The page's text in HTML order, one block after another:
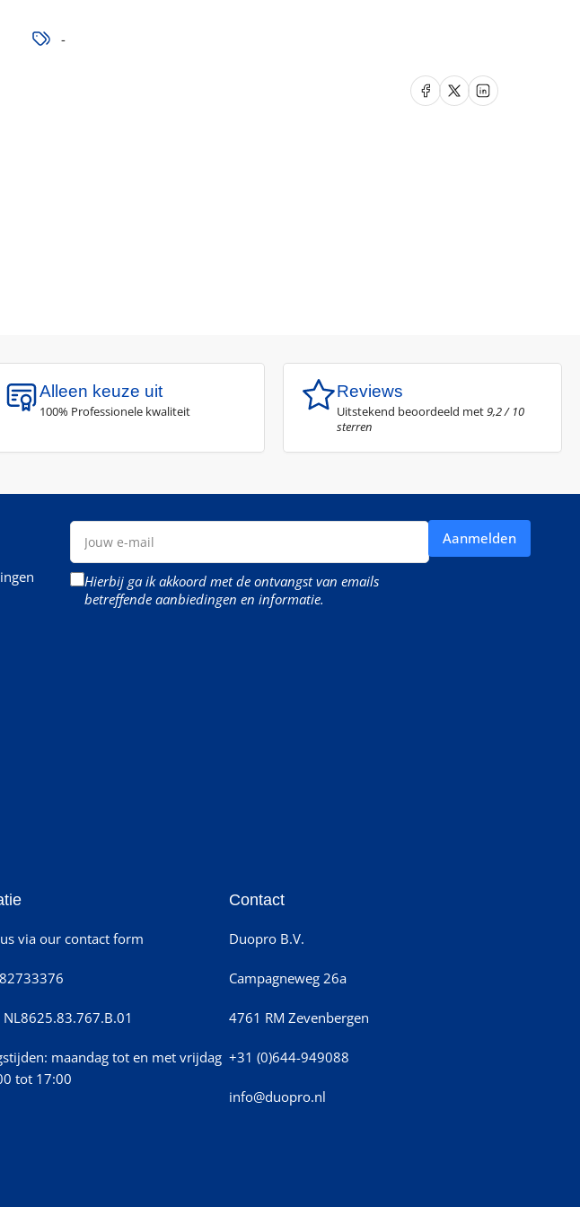
-
Delen op Facebook
Delen op X Delen op LinkedIn
Alleen keuze uit
100% Professionele kwaliteit
Reviews
Uitstekend beoordeeld met9,2 / 10
sterren
Jouw
mail
Aanmelden
Hierbij ga ik akkoord met de ontvangst van emails
betreffende aanbiedingen en informatie.
via our contact form
NL8625.83.767.B.01
maandag tot en met vrijdag
tot 17:00
Contact
Duopro B.V.
Campagneweg 26a
4761 RM Zevenbergen
+31 (0)644-949088
info@duopro.nl